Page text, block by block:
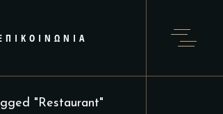
"Restaurant"